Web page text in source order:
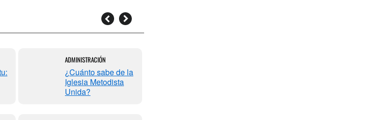
ADMINISTRACIÓN
¿Cuánto sabe de la
Iglesia Metodista
Unida?